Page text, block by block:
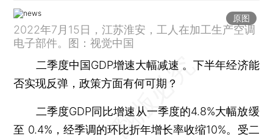
原图
2022年7月15日，江苏淮安，工人在加工生产空调
电子部件。图：视觉中国
二季度中国GDP增速大幅减速 。下半年经济能
否实现反弹，政策方面有何可期？
二季度GDP同比增速从一季度的4.8%大幅放缓
至 0.4%，经季调的环比折年增长率收缩10%。受二